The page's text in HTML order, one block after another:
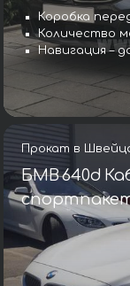
Коробка
Количество
Навигация –
Прокат в
БМВ 640d